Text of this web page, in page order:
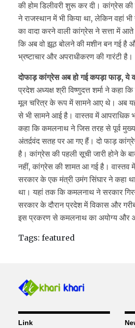
की होम डिलीवरी शुरू कर दी। कांग्रेस की
ने राजस्थान में भी किया था, लेकिन वहां
का वादा करने वाली कांग्रेस ने सत्ता में आते
कि अब वो झूठ बोलने की मशीन बन गई है
भ्रष्टाचार और अपराधीकरण की गारंटी है।
दोफाड़ कांग्रेस अब हो गई कपड़ा फाड़, ये
प्रदेश अध्यक्ष श्री विष्णुदत्त शर्मा ने कहा
मूल चरित्र के रूप में सामने आए थे। अब
से भी सामने आई है। वास्तव में आपराधिक
कहा कि कमलनाथ ने जिस तरह से पूर्व
अंतर्द़वंद सतह पर आ गए हैं। दो फाड़
है। कांग्रेस की पहली सूची जारी होने के
नहीं, कांग्रेस की शामत आ गई है। वास्तव
सरकार के एक मंत्री उमंग सिंघार ने कहा
था। यहां तक कि कमलनाथ ने सरकार
सरकार के दौरान प्रदेश में विकास और
इस प्रकरण से कमलनाथ का अयोग्य और
Tags: featured
Link